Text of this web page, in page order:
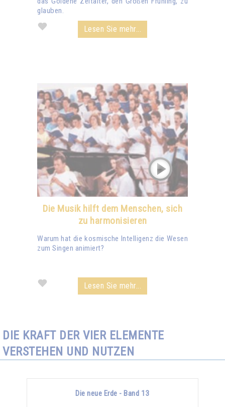
glauben.
Lesen Sie mehr...
Die Musik hilft dem Menschen, sich
zu harmonisieren
Warum hat die kosmische Intelligenz die Wesen
zum Singen animiert?
Lesen Sie mehr...
DIE KRAFT DER VIER ELEMENTE
VERSTEHEN UND NUTZEN
Die neue Erde - Band 13